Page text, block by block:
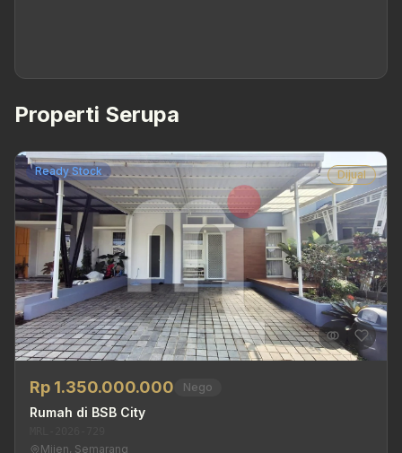
Properti Serupa
Ready Stock Dijual
Rp 1.350.000.000 Nego
Rumah di BSB City
Mijen, Semarang